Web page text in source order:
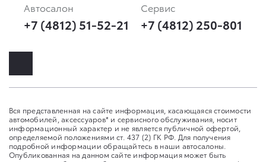
Автосалон
+7 (4812) 51-52-21
Сервис
+7 (4812) 250-801
Вся представленная на сайте информация, касающаяся стоимости
автомобилей, аксессуаров* и сервисного обслуживания, носит
информационный характер и не является публичной офертой,
определяемой положениями ст. 437 (2) ГК РФ. Для получения
подробной информации обращайтесь в наши автосалоны.
Опубликованная на данном сайте информация может быть